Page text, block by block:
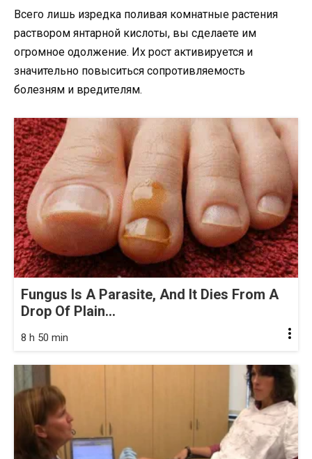
Всего лишь изредка поливая комнатные растения
раствором янтарной кислоты, вы сделаете им
огромное одолжение. Их рост активируется и
значительно повыситься сопротивляемость
болезням и вредителям.
Fungus Is A Parasite, And It Dies From A
Drop Of Plain...
8 h 50 min